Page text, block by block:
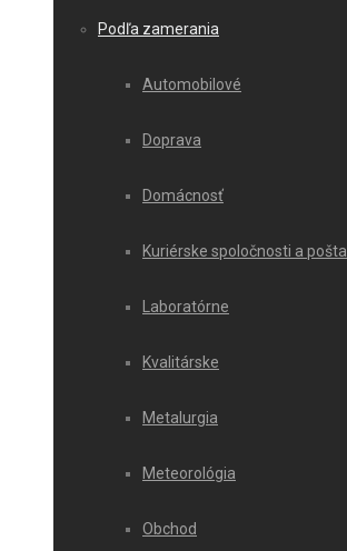
Podľa zamerania
Automobilové
Doprava
Domácnosť
Kuriérske spoločnosti a pošta
Laboratórne
Kvalitárske
Metalurgia
Meteorológia
Obchod